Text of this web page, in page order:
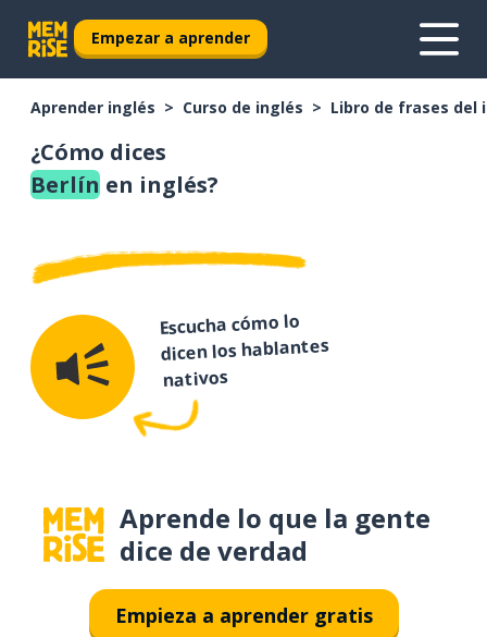
Empezar a aprender
Aprender inglés Curso de inglés Libro de frases del
¿Cómo dices
Berlín en inglés?
Escucha cómo lo
dicen los hablantes
nativos
Aprende lo que la gente
dice de verdad
Empieza a aprender gratis